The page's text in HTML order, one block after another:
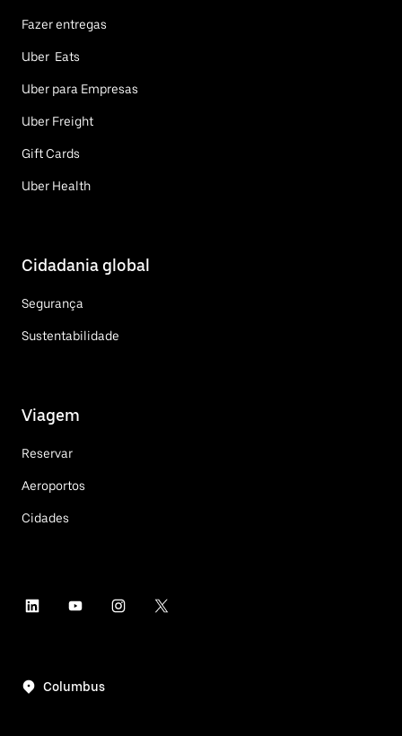
Fazer entregas
Uber Eats
Uber para Empresas
Uber Freight
Gift Cards
Uber Health
Cidadania global
Segurança
Sustentabilidade
Viagem
Reservar
Aeroportos
Cidades
Columbus